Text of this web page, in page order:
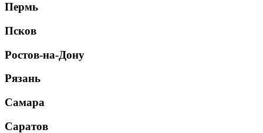
Пермь
Псков
Ростов-на-Дону
Рязань
Самара
Саратов